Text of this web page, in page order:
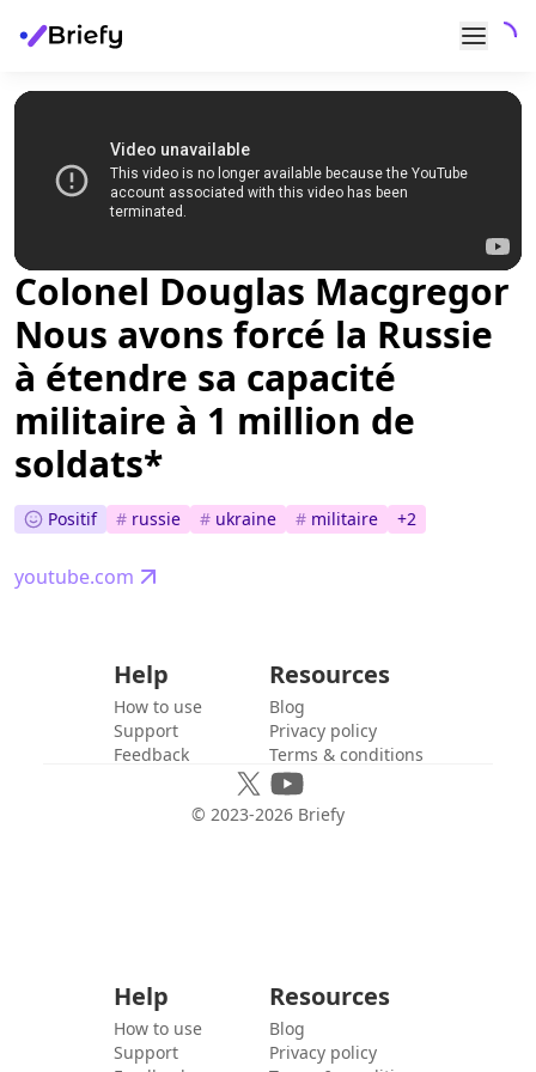
Colonel Douglas Macgregor
Nous avons forcé la Russie
à étendre sa capacité
militaire à 1 million de
soldats*
Positif # russie # ukraine # militaire +2
youtube.com
Help
How to use
Support
Feedback
Resources
Blog
Privacy policy
Terms & conditions
© 2023-2026 Briefy
Help
How to use
Support
Resources
Blog
Privacy policy